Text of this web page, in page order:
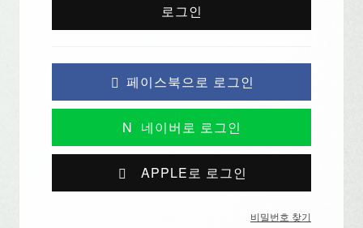
로그인
페이스북으로 로그인
N 네이버로 로그인
APPLE로 로그인
비밀번호 찾기